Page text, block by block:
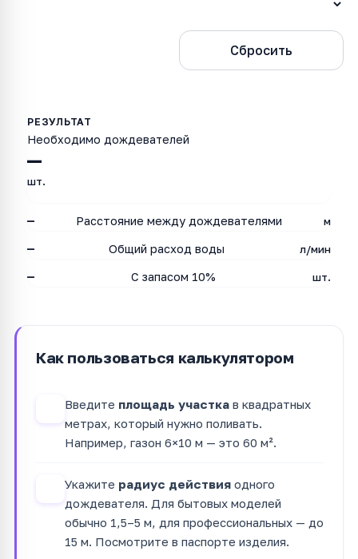
Сбросить
—
Необходимо дождевателей
шт.
— Расстояние между дождевателями м
— Общий расход воды л/мин
— С запасом 10% шт.
Как пользоваться калькулятором
Введите площадь участка в квадратных
метрах, который нужно поливать.
Например, газон 6×10 м — это 60 м².
Укажите радиус действия одного
дождевателя. Для бытовых моделей
обычно 1,5–5 м, для профессиональных — до
15 м. Посмотрите в паспорте изделия.